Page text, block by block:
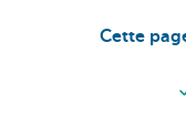
Cette